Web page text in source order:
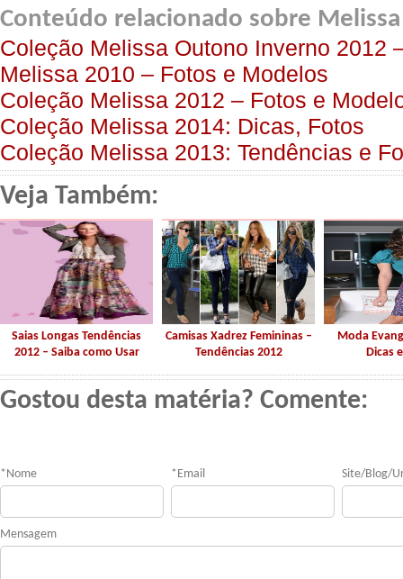
Conteúdo relacionado sobre
Coleção Melissa Outono Inverno 2012
Melissa 2010 – Fotos e Modelos
Coleção Melissa 2012 – Fotos e
Coleção Melissa 2014: Dicas, Fotos
Coleção Melissa 2013: Tendências e
Veja Também:
Saias Longas Tendências
2012 – Saiba como Usar
Camisas Xadrez Femininas –
Tendências 2012
Moda
Dicas
Gostou desta matéria? Comente:
* Nome * Email Site/Blog/
Mensagem